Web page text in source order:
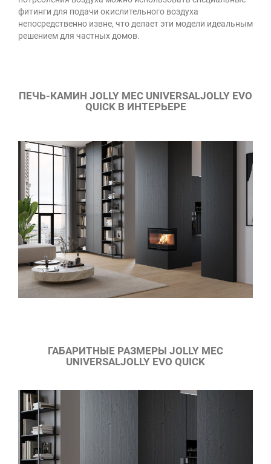
фитинги для подачи окислительного воздуха
непосредственно извне, что делает эти модели идеальным
решением для частных домов.
ПЕЧЬ-КАМИН JOLLY MEC UNIVERSALJOLLY EVO
QUICK В ИНТЕРЬЕРЕ
ГАБАРИТНЫЕ РАЗМЕРЫ JOLLY MEC
UNIVERSALJOLLY EVO QUICK